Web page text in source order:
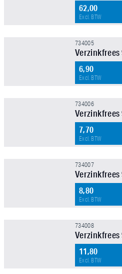
62,00
Excl. BTW
734005
Verzinkfrees
6,90
Excl. BTW
734006
Verzinkfrees
7,70
Excl. BTW
734007
Verzinkfrees
8,80
Excl. BTW
734008
Verzinkfrees
11,80
Excl. BTW